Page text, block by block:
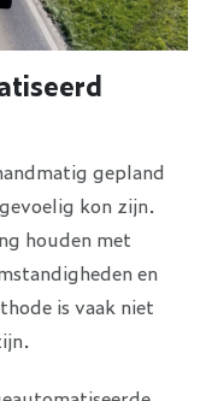
gepland
kon zijn.
houden met
en
is vaak niet